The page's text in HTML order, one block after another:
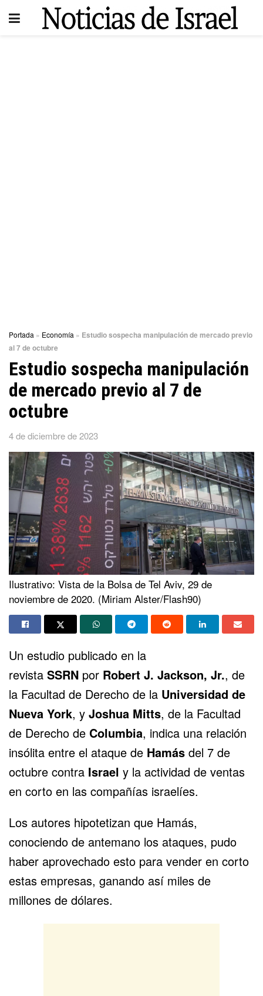
Portada » Economía » Estudio sospecha manipulación de mercado previo
al 7 de octubre
Estudio sospecha manipulación
de mercado previo al 7 de
octubre
4 de diciembre de 2023
Ilustrativo: Vista de la Bolsa de Tel Aviv, 29 de
noviembre de 2020. (Miriam Alster/Flash90)
Un estudio publicado en la
revista SSRN por Robert J. Jackson, Jr., de
la Facultad de Derecho de la Universidad de
Nueva York, y Joshua Mitts, de la Facultad
de Derecho de Columbia, indica una relación
insólita entre el ataque de Hamás del 7 de
octubre contra Israel y la actividad de ventas
en corto en las compañías israelíes.
Los autores hipotetizan que Hamás,
conociendo de antemano los ataques, pudo
haber aprovechado esto para vender en corto
estas empresas, ganando así miles de
millones de dólares.